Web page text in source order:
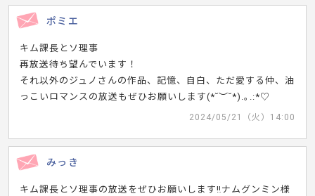
ポミエ
キム課長とソ理事
再放送待ち望んでいます！
それ以外のジュノさんの作品、記憶、自白、ただ愛する仲、油
っこいロマンスの放送もぜひお願いします(*˘︶˘*).｡.:*♡
2024/05/21（火）14:00
みっき
キム課長とソ理事の放送をぜひお願いします‼️ナムグンミン様